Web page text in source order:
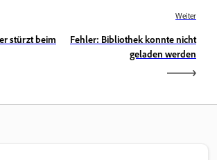
stürzt beim
Weiter
Fehler: Bibliothek konnte nicht
geladen werden